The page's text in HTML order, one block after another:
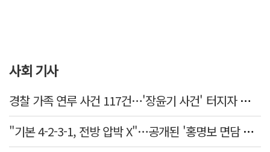
사회 기사
경찰 가족 연루 사건 117건…'장윤기 사건' 터지자 뒤늦게 전수조사
"기본 4-2-3-1, 전방 압박 X"…공개된 '홍명보 면담 수첩'